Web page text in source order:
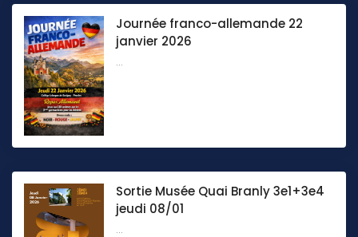
Journée franco-allemande 22
janvier 2026
...
Sortie Musée Quai Branly 3e1+3e4
jeudi 08/01
...